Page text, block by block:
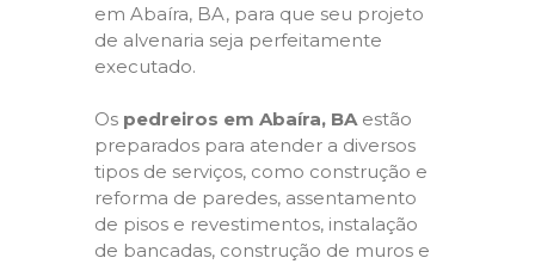
em Abaíra, BA, para que seu projeto
de alvenaria seja perfeitamente
executado.
Os pedreiros em Abaíra, BAestão
preparados para atender a diversos
tipos de serviços, como construção e
reforma de paredes, assentamento
de pisos e revestimentos, instalação
de bancadas, construção de muros e